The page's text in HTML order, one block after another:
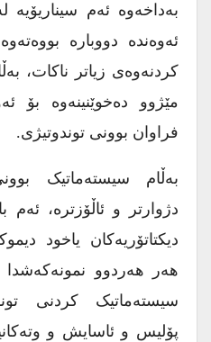
بەداخەوە ئەم سیناریۆیە
ئەوەندە دووبارە
کردنەوەی زیاتر ناکات،
مێژوو دەخوێنینەوە بۆ
فراوان بوونی توندوتیژی.
بەڵام سیستەماتیک
دژوارتر و ئاڵۆزترە، ئەم
دیکتاتۆریەکان یاخود
هەر هەردوو نمونەکەشدا
سیستەماتیک کردنی
پۆلیس و ئاسایش و